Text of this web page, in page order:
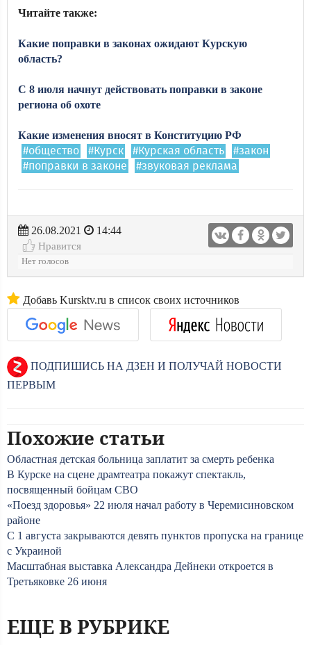
Читайте также:
Какие поправки в законах ожидают Курскую
область?
С 8 июля начнут действовать поправки в законе
региона об охоте
Какие изменения вносят в Конституцию РФ
#общество #Курск #Курская область
#закон
#поправки в законе
#звуковая реклама
26.08.2021
14:44
Нравится
Нет голосов
Добавь Kursktv.ru в список своих источников
ПОДПИШИСЬ НА ДЗЕН И ПОЛУЧАЙ НОВОСТИ
ПЕРВЫМ
Похожие статьи
Областная детская больница заплатит за смерть ребенка
В Курске на сцене драмтеатра покажут спектакль,
посвященный бойцам СВО
«Поезд здоровья» 22 июля начал работу в Черемисиновском
районе
С 1 августа закрываются девять пунктов пропуска на границе
с Украиной
Масштабная выставка Александра Дейнеки откроется в
Третьяковке 26 июня
ЕЩЕ В РУБРИКЕ